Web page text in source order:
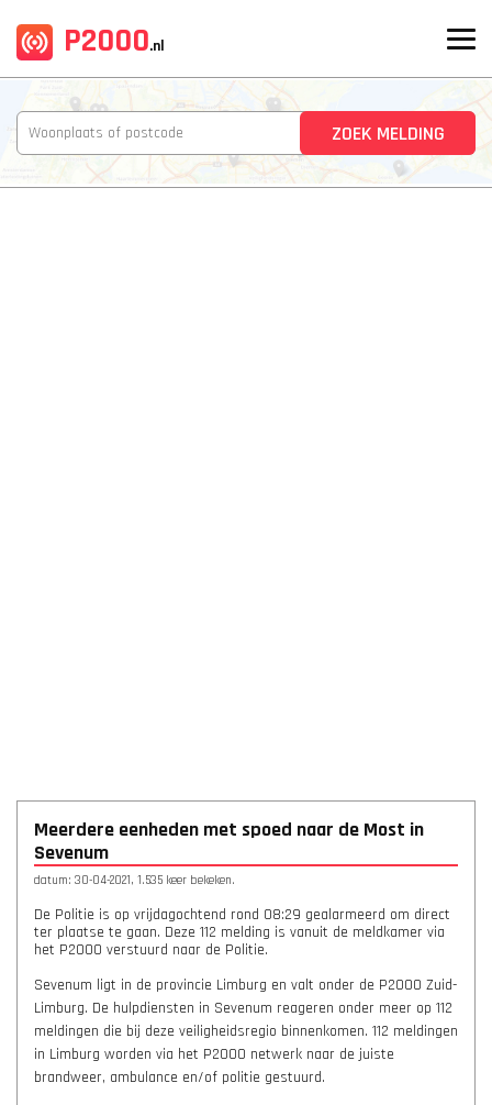
P2000.nl
Meerdere eenheden met spoed naar de Most in
Sevenum
datum: 30-04-2021, 1.535 keer bekeken.
De Politie is op vrijdagochtend rond 08:29 gealarmeerd om direct
ter plaatse te gaan. Deze 112 melding is vanuit de meldkamer via
het P2000 verstuurd naar de Politie.
Sevenum ligt in de provincie Limburg en valt onder de P2000 Zuid-
Limburg. De hulpdiensten in Sevenum reageren onder meer op 112
meldingen die bij deze veiligheidsregio binnenkomen. 112 meldingen
in Limburg worden via het P2000 netwerk naar de juiste
brandweer, ambulance en/of politie gestuurd.